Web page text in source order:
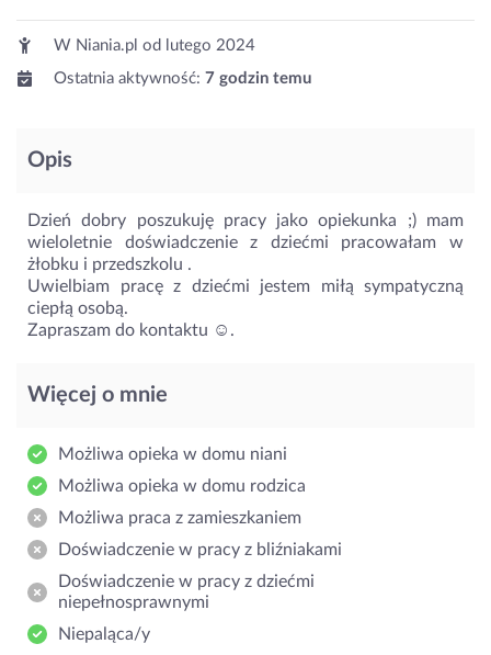
W Niania.pl od
lutego 2024
Ostatnia aktywność: 7 godzin temu
Opis
Dzień dobry poszukuję pracy jako opiekunka ;) mam
wieloletnie doświadczenie z dziećmi pracowałam w
żłobku i przedszkolu .
Uwielbiam pracę z dziećmi jestem miłą sympatyczną
ciepłą osobą.
Zapraszam do kontaktu ☺️.
Więcej o mnie
Możliwa opieka w domu niani
Możliwa opieka w domu rodzica
Możliwa praca z zamieszkaniem
Doświadczenie w pracy z bliźniakami
Doświadczenie w pracy z dziećmi
niepełnosprawnymi
Niepaląca/y